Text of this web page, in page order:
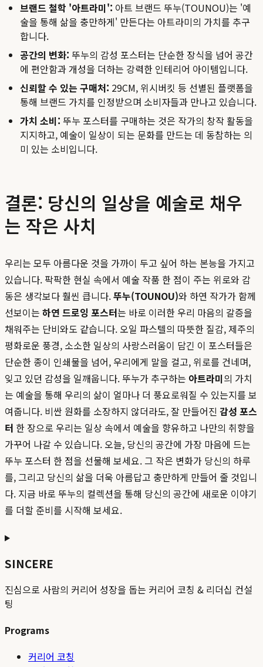
브랜드 철학 '아트라미': 아트 브랜드 뚜누(TOUNOU)는 '예
술을 통해 삶을 충만하게' 만든다는 아트라미의 가치를 추구
합니다.
공간의 변화: 뚜누의 감성 포스터는 단순한 장식을 넘어 공간
에 편안함과 개성을 더하는 강력한 인테리어 아이템입니다.
신뢰할 수 있는 구매처: 29CM, 위시버킷 등 선별된 플랫폼을
통해 브랜드 가치를 인정받으며 소비자들과 만나고 있습니다.
가치 소비: 뚜누 포스터를 구매하는 것은 작가의 창작 활동을
지지하고, 예술이 일상이 되는 문화를 만드는 데 동참하는 의
미 있는 소비입니다.
결론: 당신의 일상을 예술로 채우
는 작은 사치
우리는 모두 아름다운 것을 가까이 두고 싶어 하는 본능을 가지고
있습니다. 팍팍한 현실 속에서 예술 작품 한 점이 주는 위로와 감
동은 생각보다 훨씬 큽니다.뚜누(TOUNOU)와 하연 작가가 함께
선보이는 하연 드로잉 포스터는 바로 이러한 우리 마음의 갈증을
채워주는 단비와도 같습니다. 오일 파스텔의 따뜻한 질감, 제주의
평화로운 풍경, 소소한 일상의 사랑스러움이 담긴 이 포스터들은
단순한 종이 인쇄물을 넘어, 우리에게 말을 걸고, 위로를 건네며,
잊고 있던 감성을 일깨웁니다. 뚜누가 추구하는 아트라미의 가치
는 예술을 통해 우리의 삶이 얼마나 더 풍요로워질 수 있는지를 보
여줍니다. 비싼 원화를 소장하지 않더라도, 잘 만들어진 감성 포스
터 한 장으로 우리는 일상 속에서 예술을 향유하고 나만의 취향을
가꾸어 나갈 수 있습니다. 오늘, 당신의 공간에 가장 마음에 드는
뚜누 포스터 한 점을 선물해 보세요. 그 작은 변화가 당신의 하루
를, 그리고 당신의 삶을 더욱 아름답고 충만하게 만들어 줄 것입니
다. 지금 바로 뚜누의 컬렉션을 통해 당신의 공간에 새로운 이야기
를 더할 준비를 시작해 보세요.
SINCERE
진심으로 사람의 커리어 성장을 돕는 커리어 코칭 & 리더십 컨설
팅
Programs
커리어 코칭